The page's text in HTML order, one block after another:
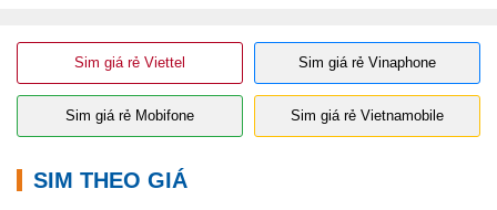
Sim giá rẻ Viettel Sim giá rẻ Vinaphone
Sim giá rẻ Mobifone Sim giá rẻ Vietnamobile
SIM THEO GIÁ